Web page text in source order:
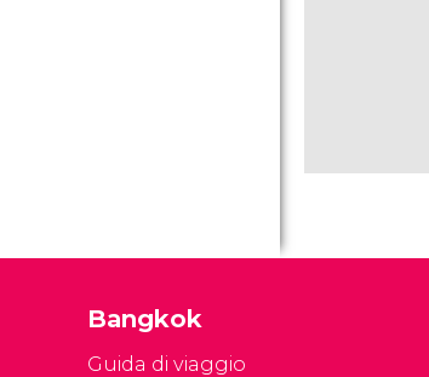
Bangkok
Guida di viaggio